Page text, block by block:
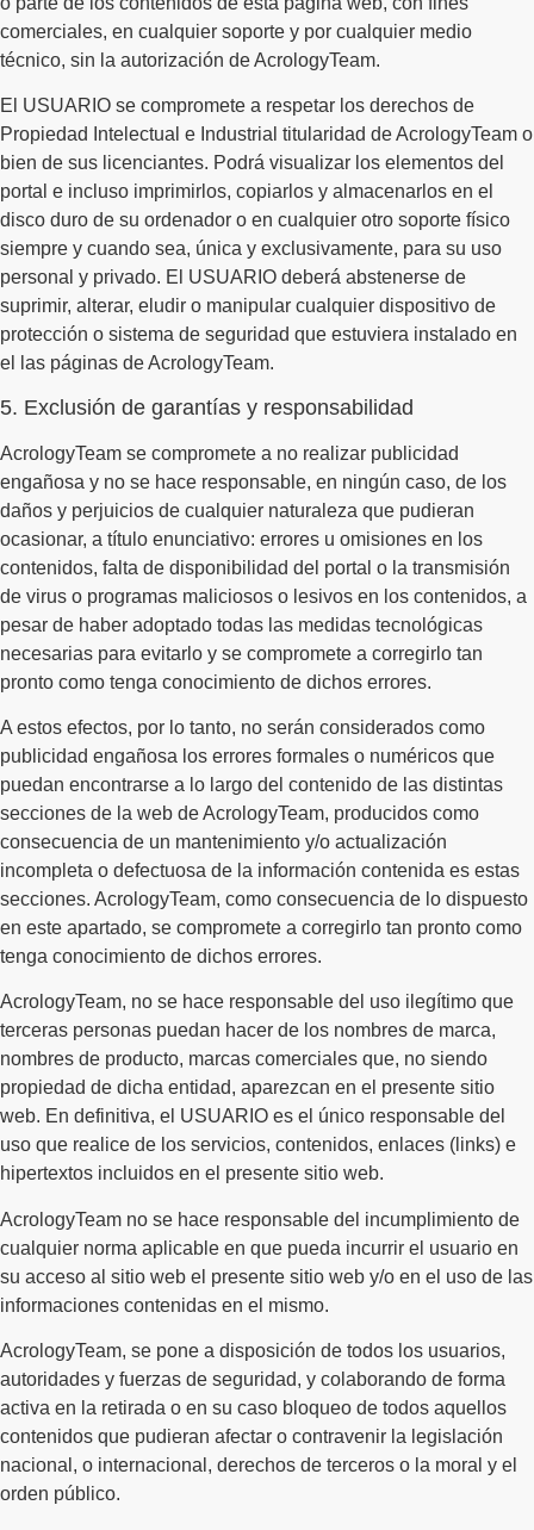
comerciales, en cualquier soporte y por cualquier medio
técnico, sin la autorización de AcrologyTeam.
El USUARIO se compromete a respetar los derechos de
Propiedad Intelectual e Industrial titularidad de AcrologyTeam o
bien de sus licenciantes. Podrá visualizar los elementos del
portal e incluso imprimirlos, copiarlos y almacenarlos en el
disco duro de su ordenador o en cualquier otro soporte físico
siempre y cuando sea, única y exclusivamente, para su uso
personal y privado. El USUARIO deberá abstenerse de
suprimir, alterar, eludir o manipular cualquier dispositivo de
protección o sistema de seguridad que estuviera instalado en
el las páginas de AcrologyTeam.
5. Exclusión de garantías y responsabilidad
AcrologyTeam se compromete a no realizar publicidad
engañosa y no se hace responsable, en ningún caso, de los
daños y perjuicios de cualquier naturaleza que pudieran
ocasionar, a título enunciativo: errores u omisiones en los
contenidos, falta de disponibilidad del portal o la transmisión
de virus o programas maliciosos o lesivos en los contenidos, a
pesar de haber adoptado todas las medidas tecnológicas
necesarias para evitarlo y se compromete a corregirlo tan
pronto como tenga conocimiento de dichos errores.
A estos efectos, por lo tanto, no serán considerados como
publicidad engañosa los errores formales o numéricos que
puedan encontrarse a lo largo del contenido de las distintas
secciones de la web de AcrologyTeam, producidos como
consecuencia de un mantenimiento y/o actualización
incompleta o defectuosa de la información contenida es estas
secciones. AcrologyTeam, como consecuencia de lo dispuesto
en este apartado, se compromete a corregirlo tan pronto como
tenga conocimiento de dichos errores.
AcrologyTeam, no se hace responsable del uso ilegítimo que
terceras personas puedan hacer de los nombres de marca,
nombres de producto, marcas comerciales que, no siendo
propiedad de dicha entidad, aparezcan en el presente sitio
web. En definitiva, el USUARIO es el único responsable del
uso que realice de los servicios, contenidos, enlaces (links) e
hipertextos incluidos en el presente sitio web.
AcrologyTeam no se hace responsable del incumplimiento de
cualquier norma aplicable en que pueda incurrir el usuario en
su acceso al sitio web el presente sitio web y/o en el uso de las
informaciones contenidas en el mismo.
AcrologyTeam, se pone a disposición de todos los usuarios,
autoridades y fuerzas de seguridad, y colaborando de forma
activa en la retirada o en su caso bloqueo de todos aquellos
contenidos que pudieran afectar o contravenir la legislación
nacional, o internacional, derechos de terceros o la moral y el
orden público.